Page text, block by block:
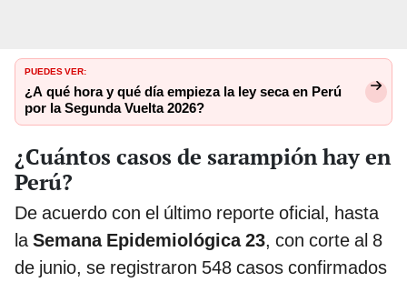
PUEDES VER:
¿A qué hora y qué día empieza la ley seca en Perú
por la Segunda Vuelta 2026?
¿Cuántos casos de sarampión hay en
Perú?
De acuerdo con el último reporte oficial, hasta
la Semana Epidemiológica 23, con corte al 8
de junio, se registraron 548 casos confirmados